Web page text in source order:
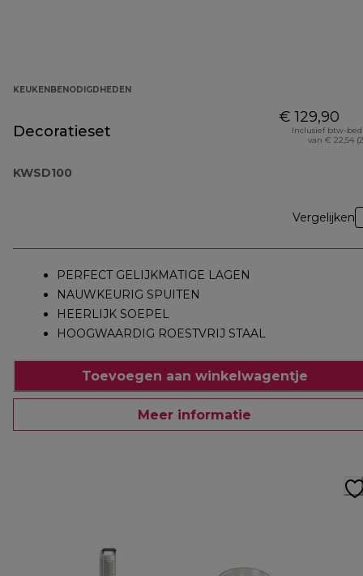
KEUKENBENODIGDHEDEN
Decoratieset
KWSD100
€ 129,90
Inclusief btw-
van € 22,54
Vergelijken
PERFECT GELIJKMATIGE LAGEN
NAUWKEURIG SPUITEN
HEERLIJK SOEPEL
HOOGWAARDIG ROESTVRIJ STAAL
Toevoegen aan winkelwagentje
Meer informatie